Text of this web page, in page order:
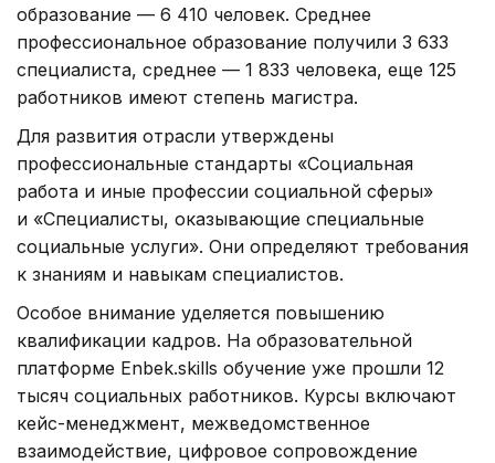
образование — 6 410 человек. Среднее
профессиональное образование получили 3 633
специалиста, среднее — 1 833 человека, еще 125
работников имеют степень магистра.
Для развития отрасли утверждены
профессиональные стандарты «Социальная
работа и иные профессии социальной сферы»
и «Специалисты, оказывающие специальные
социальные услуги». Они определяют требования
к знаниям и навыкам специалистов.
Особое внимание уделяется повышению
квалификации кадров. На образовательной
платформе Enbek.skills обучение уже прошли 12
тысяч социальных работников. Курсы включают
кейс-менеджмент, межведомственное
взаимодействие, цифровое сопровождение